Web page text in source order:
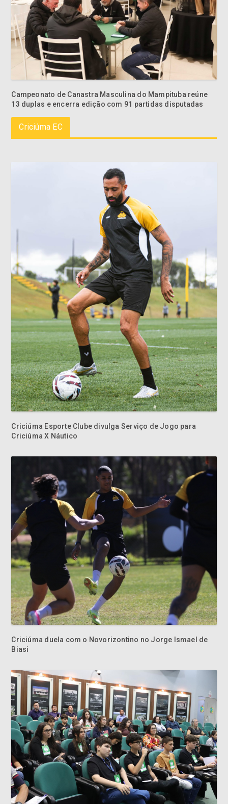
Campeonato de Canastra Masculina do Mampituba reúne
13 duplas e encerra edição com 91 partidas disputadas
Criciúma EC
Criciúma Esporte Clube divulga Serviço de Jogo para
Criciúma X Náutico
Criciúma duela com o Novorizontino no Jorge Ismael de
Biasi
Criciúma recebe Conferência Regional de Vereadores
Mirins